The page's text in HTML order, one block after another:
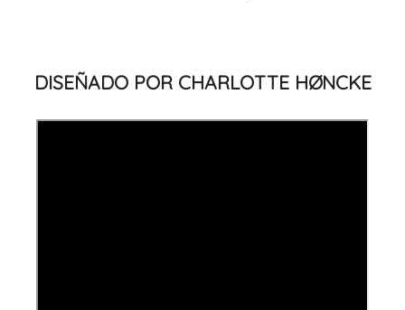
DISEÑADO POR CHARLOTTE HØNCKE